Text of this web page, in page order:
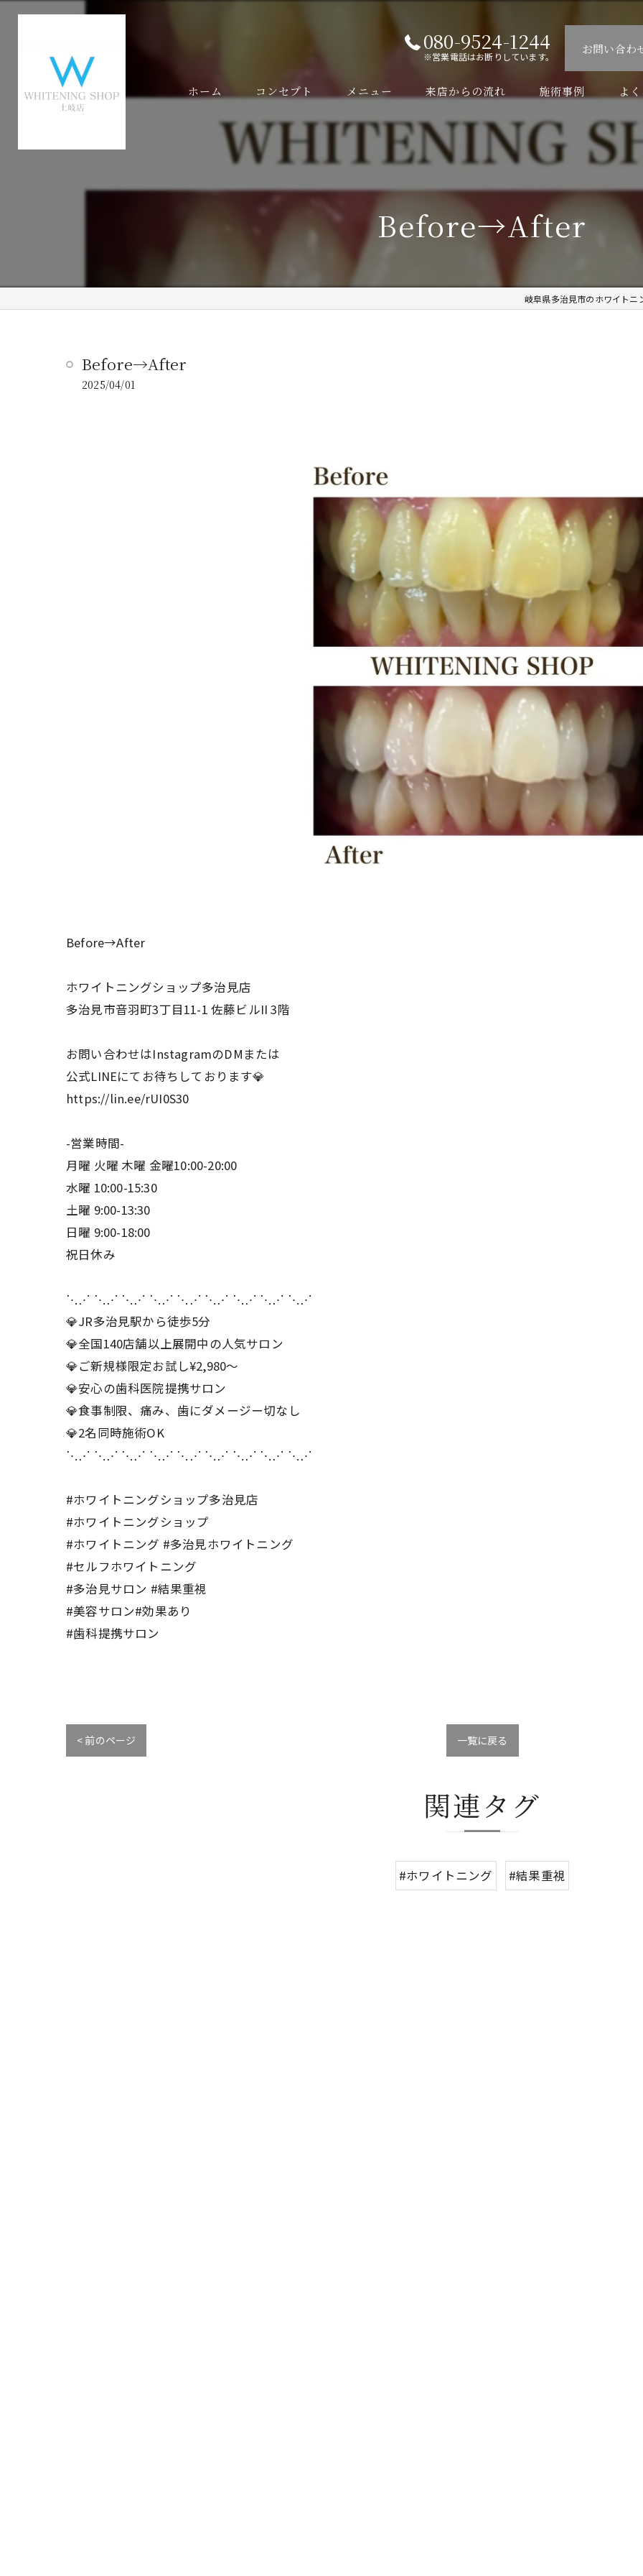
080-9524-1244
※営業電話はお断りしています。
お問い合わ
ホーム コンセプト
代表あいさつ
メニュー 来店からの流れ 施術事例 よ
Before→After
岐阜県多治見市のホワイトニ
Before→After
2025/04/01
Before→After
ホワイトニングショップ多治見店
多治見市音羽町3丁目11-1 佐藤ビルII 3階
お問い合わせはInstagramのDMまたは
公式LINEにてお待ちしております💎
https://lin.ee/rUI0S30
-営業時間-
月曜 火曜 木曜 金曜10:00-20:00
水曜 10:00-15:30
土曜 9:00-13:30
日曜 9:00-18:00
祝日休み
⋱⋰ ⋱⋰ ⋱⋰ ⋱⋰ ⋱⋰ ⋱⋰ ⋱⋰ ⋱⋰ ⋱⋰
💎JR多治見駅から徒歩5分
💎全国140店舗以上展開中の人気サロン
💎ご新規様限定お試し¥2,980～
💎安心の歯科医院提携サロン
💎食事制限、痛み、歯にダメージー切なし
💎2名同時施術OK
⋱⋰ ⋱⋰ ⋱⋰ ⋱⋰ ⋱⋰ ⋱⋰ ⋱⋰ ⋱⋰ ⋱⋰
#ホワイトニングショップ多治見店
#ホワイトニングショップ
#ホワイトニング #多治見ホワイトニング
#セルフホワイトニング
#多治見サロン #結果重視
#美容サロン#効果あり
#歯科提携サロン
< 前のページ 一覧に戻る
関連タグ
#ホワイトニング #結果重視